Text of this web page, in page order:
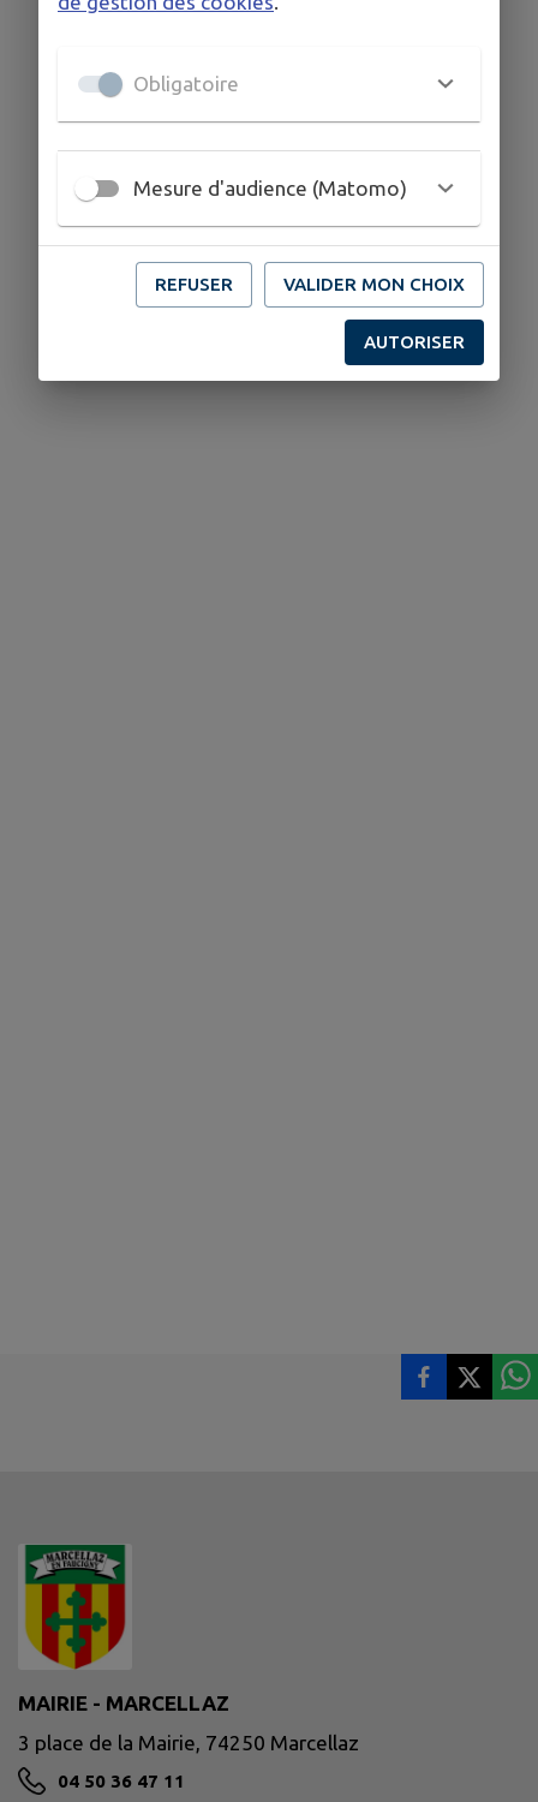
MAIRIE - MARCELLAZ
3 place de la Mairie, 74250 Marcellaz
04 50 36 47 11
Obligatoire
Mesure d'audience (Matomo)
REFUSER VALIDER MON CHOIX
AUTORISER